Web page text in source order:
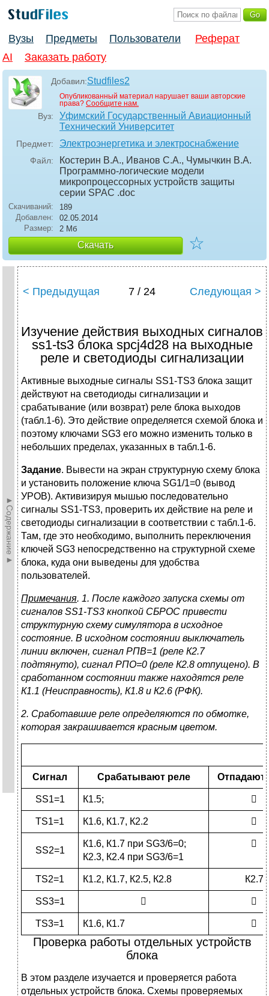
Вузы Предметы Пользователи
Реферат
AI
Заказать работу
Добавил:Studfiles2
Опубликованный материал нарушает ваши авторские
права? Сообщите нам.
Вуз:
Уфимский Государственный Авиационный
Технический Университет
Предмет: Электроэнергетика и электроснабжение
Файл:
Костерин В.А., Иванов С.А., Чумычкин В.А.
Программно-логические модели
микропроцессорных устройств защиты
серии SPAC .doc
Скачиваний:
189
Добавлен:
02.05.2014
Размер:
2 Мб
Скачать ☆
►Содержание►
< Предыдущая 7 / 24 Следующая >
Изучение действия выходных сигналов
ss1-ts3 блока spcj4d28 на выходные
реле и светодиоды сигнализации
Активные выходные сигналы SS1-TS3 блока защит
действуют на светодиоды сигнализации и
срабатывание (или возврат) реле блока выходов
(табл.1-6). Это действие определяется схемой блока и
поэтому ключами SG3 его можно изменить только в
небольших пределах, указанных в табл.1-6.
Задание. Вывести на экран структурную схему блока
и установить положение ключа SG1/1=0 (вывод
УРОВ). Активизируя мышью последовательно
сигналы SS1-TS3, проверить их действие на реле и
светодиоды сигнализации в соответствии с табл.1-6.
Там, где это необходимо, выполнить переключения
ключей SG3 непосредственно на структурной схеме
блока, куда они выведены для удобства
пользователей.
Примечания. 1. После каждого запуска схемы от
сигналов SS1-TS3 кнопкой СБРОС привести
структурную схему симулятора в исходное
состояние. В исходном состоянии выключатель
линии включен, сигнал РПВ=1 (реле К2.7
подтянуто), сигнал РПО=0 (реле К2.8 отпущено). В
сработанном состоянии также находятся реле
К1.1 (Неисправность), К1.8 и К2.6 (РФК).
2. Сработавшие реле определяются по обмотке,
которая закрашивается красным цветом.
Сигнал Срабатывают реле Отпадают
SS1=1 К1.5; 
TS1=1 К1.6, К1.7, К2.2 
SS2=1
К1.6, К1.7 при SG3/6=0;
К2.3, К2.4 при SG3/6=1

TS2=1 К1.2, К1.7, К2.5, К2.8 К2.7
SS3=1  
TS3=1 К1.6, К1.7 
Проверка работы отдельных устройств
блока
В этом разделе изучается и проверяется работа
отдельных устройств блока. Схемы проверяемых